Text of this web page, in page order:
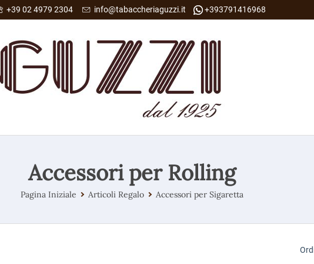
+39 02 4979 2304 info@tabaccheriaguzzi.it +393791416968
Accessori per Rolling
Pagina Iniziale Articoli Regalo Accessori per Sigaretta